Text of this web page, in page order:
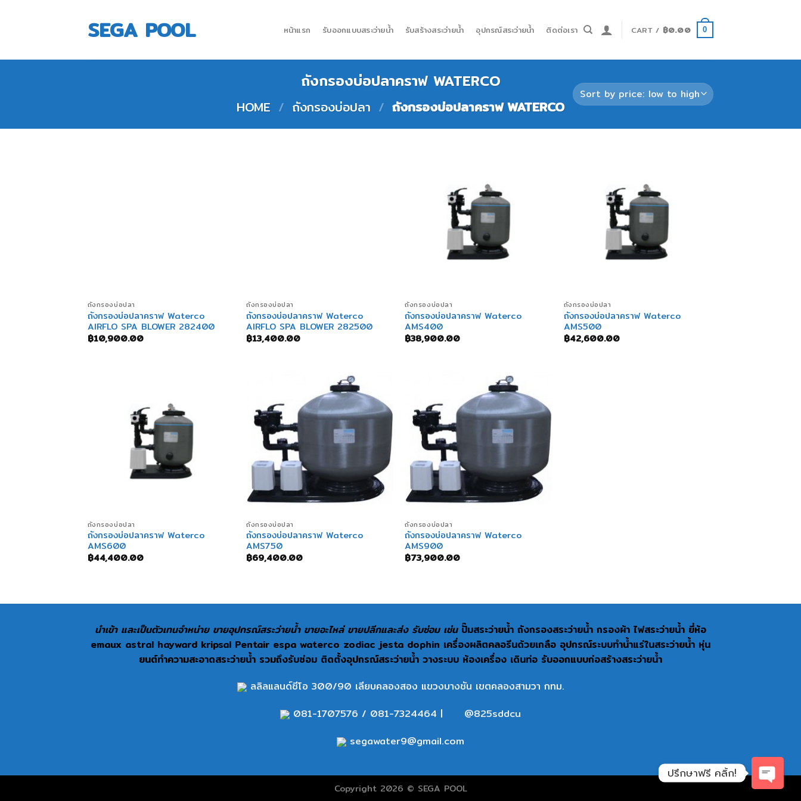
SEGA POOL หน้าแรก รับออกแบบสระว่ายน้ำ รับสร้างสระว่ายน้ำ อุปกรณ์สระว่ายน้ำ ติดต่อเรา CART / ฿0.00 0
ถังกรองบ่อปลาคราฟ WATERCO
HOME / ถังกรองบ่อปลา / ถังกรองบ่อปลาคราฟ WATERCO
ถังกรองบ่อปลา
ถังกรองบ่อปลาคราฟ Waterco
AIRFLO SPA BLOWER 282400
฿10,900.00
ถังกรองบ่อปลา
ถังกรองบ่อปลาคราฟ Waterco
AIRFLO SPA BLOWER 282500
฿13,400.00
ถังกรองบ่อปลา
ถังกรองบ่อปลาคราฟ Waterco
AMS400
฿38,900.00
ถังกรองบ่อปลา
ถังกรองบ่อปลาคราฟ Waterco
AMS500
฿42,600.00
ถังกรองบ่อปลา
ถังกรองบ่อปลาคราฟ Waterco
AMS600
฿44,400.00
+
ถังกรองบ่อปลา
ถังกรองบ่อปลาคราฟ Waterco
AMS750
฿69,400.00
+
ถังกรองบ่อปลา
ถังกรองบ่อปลาคราฟ Waterco
AMS900
฿73,900.00
นำเข้า และเป็นตัวเทนจำหน่าย ขายอุปกรณ์สระว่ายน้ำ ขายอะไหล่ ขายปลีกและส่ง รับซ่อม เช่น ปั๊มสระว่ายน้ำ ถังกรองสระว่ายน้ำ กรองผ้า ไฟสระว่ายน้ำ ยี่ห้อ
emaux astral hayward kripsal Pentair espa waterco zodiac jesta dophin เครื่องผลิตคลอรีนด้วยเกลือ อุปกรณ์ระบบทำน้ำแร่ในสระว่ายน้ำ หุ่น
ยนต์ทำความสะอาดสระว่ายน้ำ รวมถึงรับซ่อม ติดตั้งอุปกรณ์สระว่ายน้ำ วางระบบ ห้องเครื่อง เดินท่อ รับออกแบบก่อสร้างสระว่ายน้ำ
ลลิลแลนด์ซีโอ 300/90 เลียบคลองสอง แขวงบางชัน เขตคลองสามวา กทม.
081-1707576 / 081-7324464 |
@825sddcu
segawater9@gmail.com
Copyright 2026 © SEGA POOL
ปรึกษาฟรี คลิ้ก!